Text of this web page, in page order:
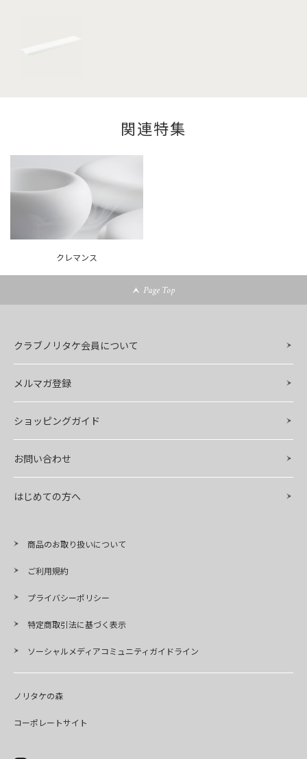
関連特集
クレマンス
Page Top
クラブノリタケ会員について
メルマガ登録
ショッピングガイド
お問い合わせ
はじめての方へ
商品のお取り扱いについて
ご利用規約
プライバシーポリシー
特定商取引法に基づく表示
ソーシャルメディアコミュニティガイドライン
ノリタケの森
コーポレートサイト